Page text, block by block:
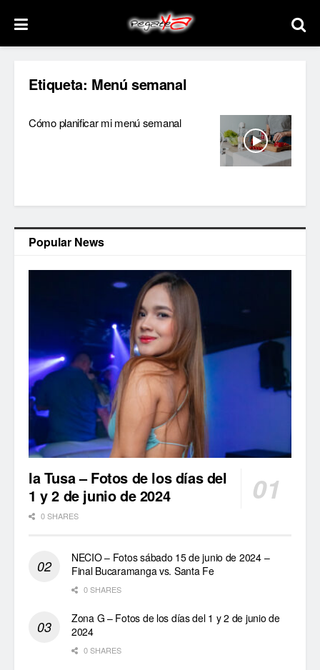
Etiqueta: Menú semanal
Cómo planificar mi menú semanal
Popular News
la Tusa – Fotos de los días del
1 y 2 de junio de 2024
0 SHARES
NECIO – Fotos sábado 15 de junio de 2024 –
Final Bucaramanga vs. Santa Fe
0 SHARES
Zona G – Fotos de los días del 1 y 2 de junio de
2024
0 SHARES